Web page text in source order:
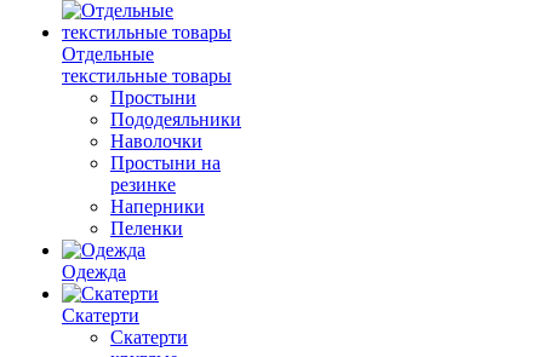
Отдельные
текстильные товары
Простыни
Пододеяльники
Наволочки
Простыни на
резинке
Наперники
Пеленки
Одежда
Скатерти
Скатерти